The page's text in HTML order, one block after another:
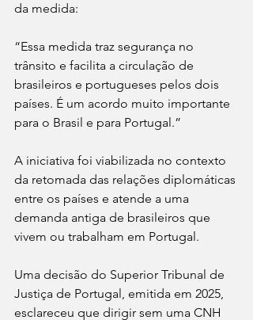
da medida:
“Essa medida traz segurança no
trânsito e facilita a circulação de
brasileiros e portugueses pelos dois
países. É um acordo muito importante
para o Brasil e para Portugal.”
A iniciativa foi viabilizada no contexto
da retomada das relações diplomáticas
entre os países e atende a uma
demanda antiga de brasileiros que
vivem ou trabalham em Portugal.
Uma decisão do Superior Tribunal de
Justiça de Portugal, emitida em 2025,
esclareceu que dirigir sem uma CNH